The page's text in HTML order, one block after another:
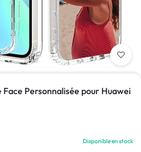
1/1
Face Personnalisée pour Huawei
Disponible en stock